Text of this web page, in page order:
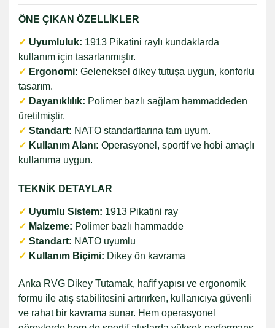
ÖNE ÇIKAN ÖZELLİKLER
✓ Uyumluluk: 1913 Pikatini raylı kundaklarda
kullanım için tasarlanmıştır.
✓ Ergonomi: Geleneksel dikey tutuşa uygun, konforlu
tasarım.
✓ Dayanıklılık: Polimer bazlı sağlam hammaddeden
üretilmiştir.
✓ Standart: NATO standartlarına tam uyum.
✓ Kullanım Alanı: Operasyonel, sportif ve hobi amaçlı
kullanıma uygun.
TEKNİK DETAYLAR
✓ Uyumlu Sistem: 1913 Pikatini ray
✓ Malzeme: Polimer bazlı hammadde
✓ Standart: NATO uyumlu
✓ Kullanım Biçimi: Dikey ön kavrama
Anka RVG Dikey Tutamak, hafif yapısı ve ergonomik
formu ile atış stabilitesini artırırken, kullanıcıya güvenli
ve rahat bir kavrama sunar. Hem operasyonel